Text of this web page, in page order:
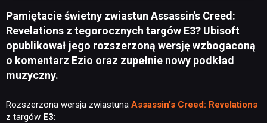
Pamiętacie świetny zwiastun Assassin's Creed:
Revelations z tegorocznych targów E3? Ubisoft
opublikował jego rozszerzoną wersję wzbogaconą
o komentarz Ezio oraz zupełnie nowy podkład
muzyczny.
Rozszerzona wersja zwiastuna Assassin’s Creed: Revelations
z targów E3: